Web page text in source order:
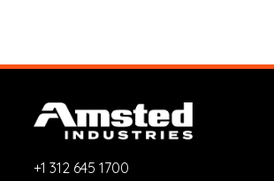
+1 312 645 1700